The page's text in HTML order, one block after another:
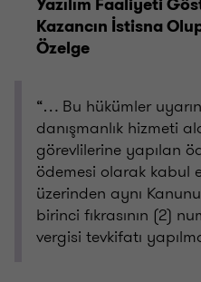
Yazılım Faaliyeti
Kazancın İstisna
Özelge
“… Bu hükümler
danışmanlık hizmeti
görevlilerine yapılan
ödemesi olarak kabul
üzerinden aynı
birinci fıkrasının (2)
vergisi tevkifatı